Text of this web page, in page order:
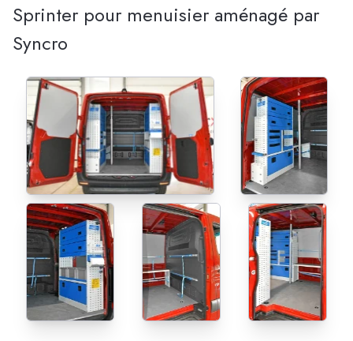
Sprinter pour menuisier aménagé par
Syncro